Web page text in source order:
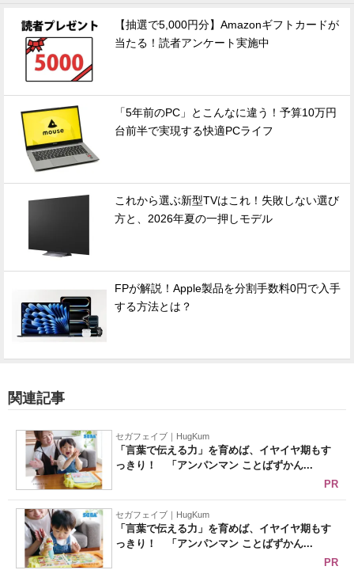
【抽選で5,000円分】Amazonギフトカードが
当たる！読者アンケート実施中
「5年前のPC」とこんなに違う！予算10万円
台前半で実現する快適PCライフ
これから選ぶ新型TVはこれ！失敗しない選び
方と、2026年夏の一押しモデル
FPが解説！Apple製品を分割手数料0円で入手
する方法とは？
関連記事
セガフェイブ｜HugKum
「言葉で伝える力」を育めば、イヤイヤ期もす
っきり！ 「アンパンマン ことばずかん...
PR
セガフェイブ｜HugKum
「言葉で伝える力」を育めば、イヤイヤ期もす
っきり！ 「アンパンマン ことばずかん...
PR